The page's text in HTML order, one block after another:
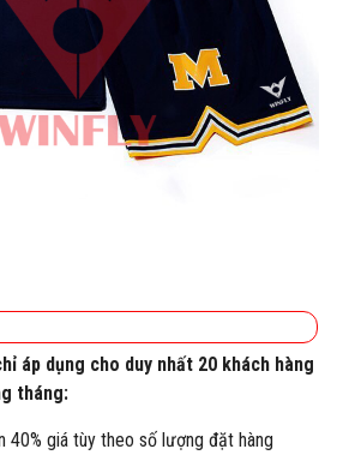
áp dụng cho duy nhất 20 khách hàng
tháng:
40% giá tùy theo số lượng đặt hàng